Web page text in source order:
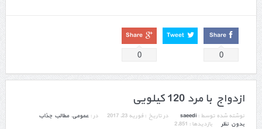
Share
0
Tweet
Share
0
ازدواج با مرد 120 کیلویی
نوشته شده توسط : saeedi در تاریخ : فوریه 23, 2017 در : عمومی,مطالب جذاب
بدون نظر
بازدیدها : 2,851